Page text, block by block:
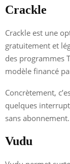
Crackle
Crackle est une
gratuitement et
des programmes
modèle financé
Concrètement,
quelques
sans
Vudu